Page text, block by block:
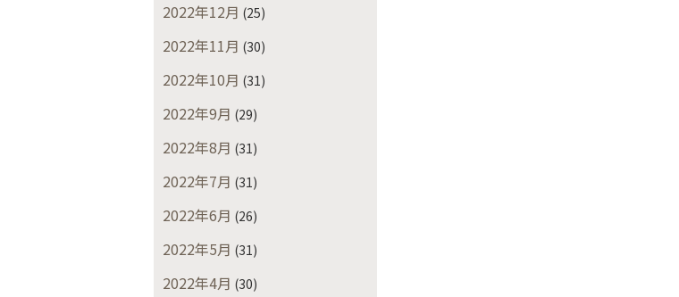
2022年12月 (25)
2022年11月 (30)
2022年10月 (31)
2022年9月 (29)
2022年8月 (31)
2022年7月 (31)
2022年6月 (26)
2022年5月 (31)
2022年4月 (30)